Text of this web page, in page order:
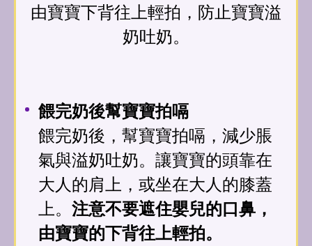
由寶寶下背往上輕拍，防止寶寶溢
奶吐奶。
餵完奶後幫寶寶拍嗝
餵完奶後，幫寶寶拍嗝，減少脹
氣與溢奶吐奶。讓寶寶的頭靠在
大人的肩上，或坐在大人的膝蓋
上。注意不要遮住嬰兒的口鼻，
由寶寶的下背往上輕拍。